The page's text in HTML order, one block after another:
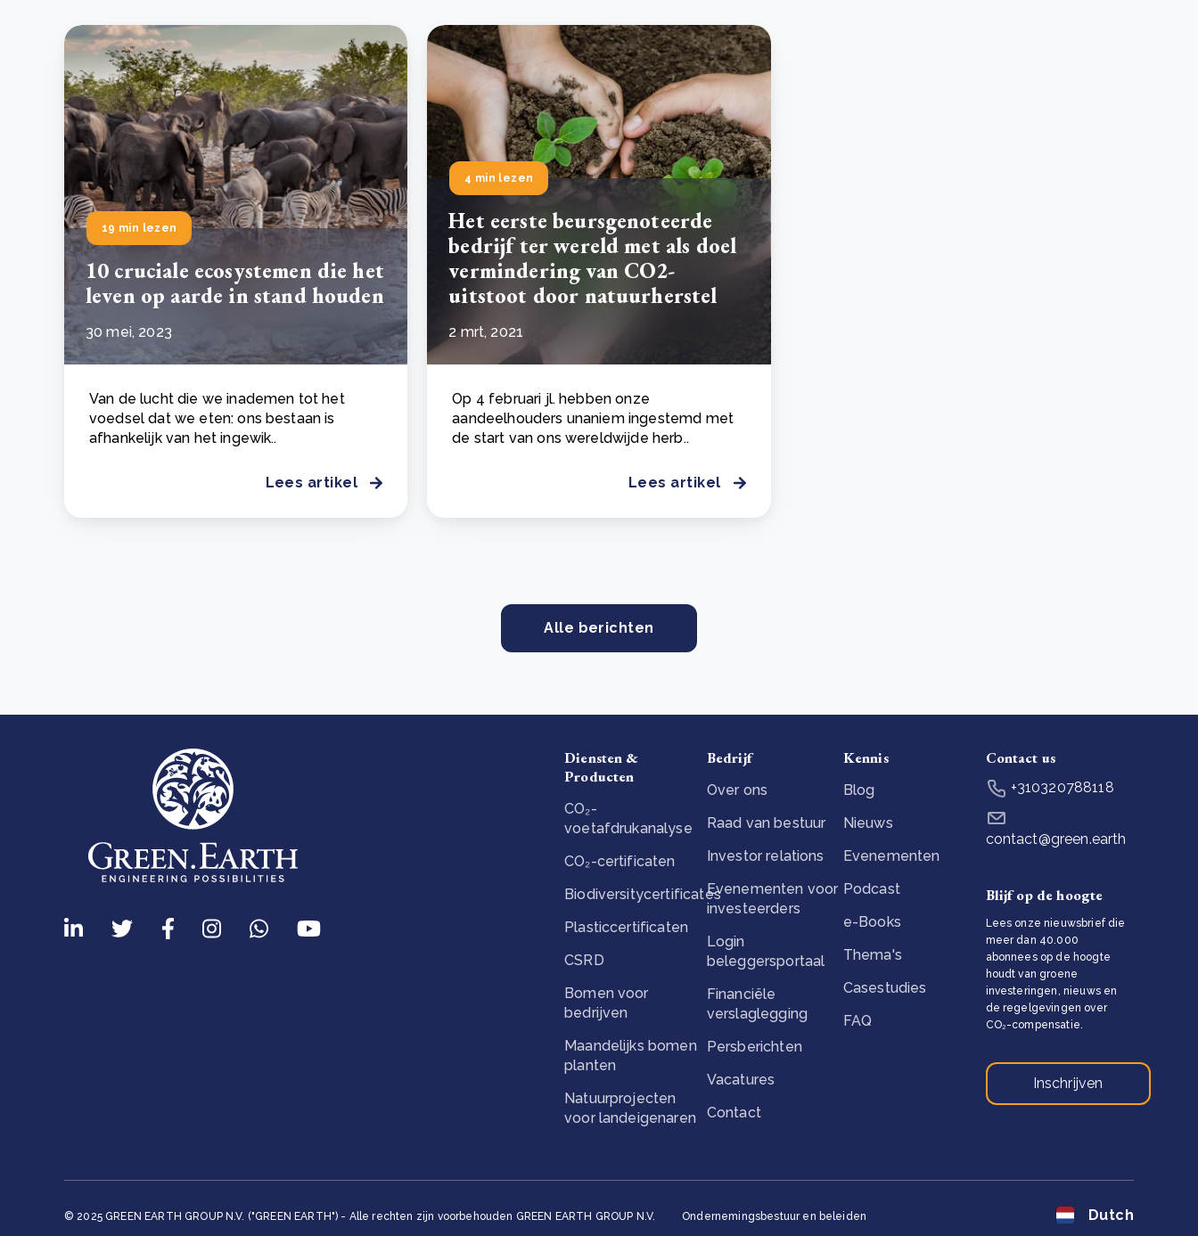
19 min lezen
10 cruciale ecosystemen die het
leven op aarde in stand houden
30 mei, 2023
Van de lucht die we inademen tot het
voedsel dat we eten: ons bestaan is
afhankelijk van het ingewik..
Lees artikel
4 min lezen
Het eerste beursgenoteerde
bedrijf ter wereld met als doel
vermindering van CO2-
uitstoot door natuurherstel
2 mrt, 2021
Op 4 februari jl. hebben onze
aandeelhouders unaniem ingestemd met
de start van ons wereldwijde herb..
Lees artikel
Alle berichten
Diensten &
Producten
CO₂-
voetafdrukanalyse
CO₂-certificaten
Biodiversitycertificates
Plasticcertificaten
CSRD
Bomen voor
bedrijven
Maandelijks bomen
planten
Natuurprojecten
voor landeigenaren
Bedrijf
Over ons
Raad van bestuur
Investor relations
Evenementen voor
investeerders
Login
beleggersportaal
Financiële
verslaglegging
Persberichten
Vacatures
Contact
Kennis
Blog
Nieuws
Evenementen
Podcast
e-Books
Thema's
Casestudies
FAQ
Contact us
+310320788118
contact@green.earth
Blijf op de hoogte
Lees onze nieuwsbrief die
meer dan 40.000
abonnees op de hoogte
houdt van groene
investeringen, nieuws en
de regelgevingen over
CO₂-compensatie.
Inschrijven
© 2025 GREEN EARTH GROUP N.V. ("GREEN EARTH") - Alle rechten zijn voorbehouden GREEN EARTH GROUP N.V. Ondernemingsbestuur en beleiden Dutch